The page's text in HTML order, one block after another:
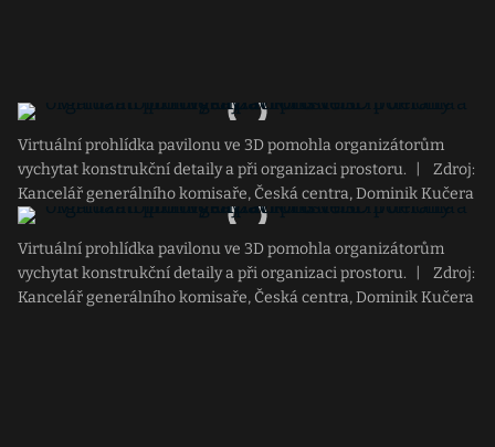
Virtuální prohlídka pavilonu ve 3D pomohla organizátorům
vychytat konstrukční detaily a při organizaci prostoru.
Zdroj:
Kancelář generálního komisaře, Česká centra, Dominik Kučera
Virtuální prohlídka pavilonu ve 3D pomohla organizátorům
vychytat konstrukční detaily a při organizaci prostoru.
Zdroj:
Kancelář generálního komisaře, Česká centra, Dominik Kučera